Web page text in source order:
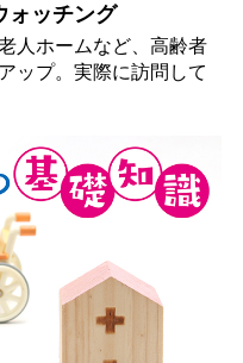
ォッチング
人ホームなど、高齢者
ップ。実際に訪問して